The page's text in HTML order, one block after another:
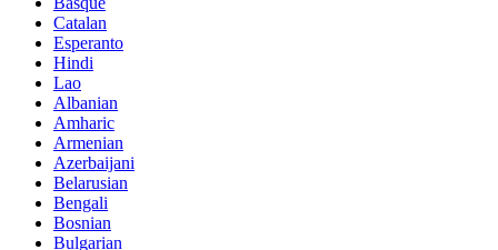
Catalan
Esperanto
Hindi
Lao
Albanian
Amharic
Armenian
Azerbaijani
Belarusian
Bengali
Bosnian
Bulgarian